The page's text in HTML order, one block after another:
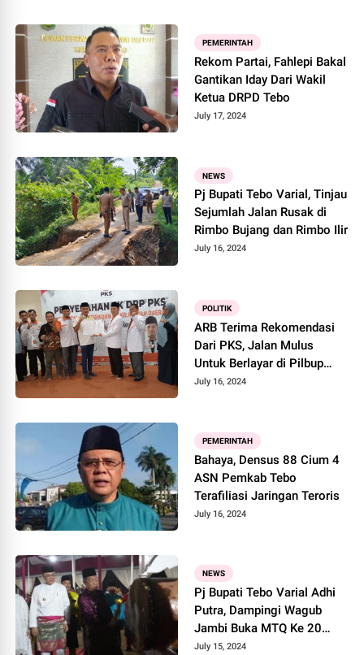
PEMERINTAH
Rekom Partai, Fahlepi Bakal
Gantikan Iday Dari Wakil
Ketua DRPD Tebo
July 17, 2024
NEWS
Pj Bupati Tebo Varial, Tinjau
Sejumlah Jalan Rusak di
Rimbo Bujang dan Rimbo Ilir
July 16, 2024
POLITIK
ARB Terima Rekomendasi
Dari PKS, Jalan Mulus
Untuk Berlayar di Pilbup
Tebo
July 16, 2024
PEMERINTAH
Bahaya, Densus 88 Cium 4
ASN Pemkab Tebo
Terafiliasi Jaringan Teroris
July 16, 2024
NEWS
Pj Bupati Tebo Varial Adhi
Putra, Dampingi Wagub
Jambi Buka MTQ Ke 20
Tingkat Kabupaten Tebo
July 15, 2024